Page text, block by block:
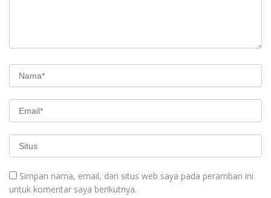
Simpan nama, email, dan situs web saya pada peramban ini
untuk komentar saya berikutnya.